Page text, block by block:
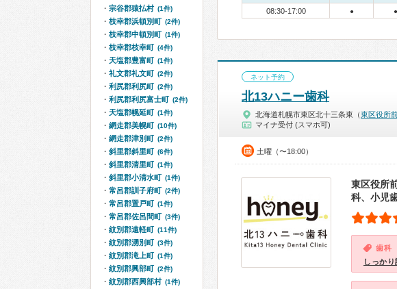
08:30-17:00 ● ●
ネット予約
北13ハニー歯科
北海道札幌市東区北十三条東（東区役所
マイナ受付 (スマホ可)
土曜（〜18:00）
東区役所
科、小児
歯科
しっか
宗谷郡猿払村 (1件)
枝幸郡浜頓別町 (2件)
枝幸郡中頓別町 (1件)
枝幸郡枝幸町 (4件)
天塩郡豊富町 (1件)
礼文郡礼文町 (2件)
利尻郡利尻町 (2件)
利尻郡利尻富士町 (2件)
天塩郡幌延町 (1件)
網走郡美幌町 (10件)
網走郡津別町 (2件)
斜里郡斜里町 (6件)
斜里郡清里町 (1件)
斜里郡小清水町 (1件)
常呂郡訓子府町 (2件)
常呂郡置戸町 (1件)
常呂郡佐呂間町 (3件)
紋別郡遠軽町 (11件)
紋別郡湧別町 (3件)
紋別郡滝上町 (1件)
紋別郡興部町 (2件)
紋別郡西興部村 (1件)